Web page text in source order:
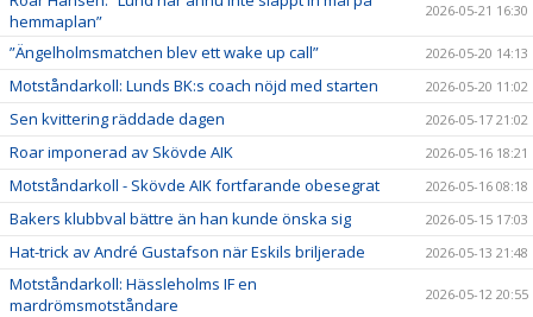
hemmaplan”
2026-05-21 16:30
”Ängelholmsmatchen blev ett wake up call” 2026-05-20 14:13
Motståndarkoll: Lunds BK:s coach nöjd med starten 2026-05-20 11:02
Sen kvittering räddade dagen 2026-05-17 21:02
Roar imponerad av Skövde AIK 2026-05-16 18:21
Motståndarkoll - Skövde AIK fortfarande obesegrat 2026-05-16 08:18
Bakers klubbval bättre än han kunde önska sig 2026-05-15 17:03
Hat-trick av André Gustafson när Eskils briljerade 2026-05-13 21:48
Motståndarkoll: Hässleholms IF en
mardrömsmotståndare
2026-05-12 20:55